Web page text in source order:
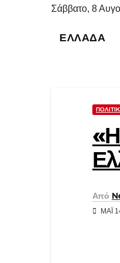
Σάββατο, 8
ΕΛΛΆΔΑ
Από
ΜΆΙ